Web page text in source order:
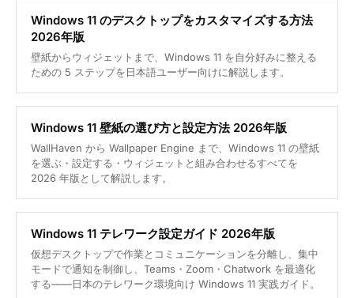
Windows 11 のデスクトップをカスタマイズする方法
2026年版
壁紙からウィジェットまで、Windows 11 を自分好みに整える
ための 5 ステップを日本語ユーザー向けに解説します。
Windows 11 壁紙の選び方と設定方法 2026年版
WallHaven から Wallpaper Engine まで、Windows 11 の壁紙
を選ぶ・設定する・ウィジェットと組み合わせるすべてを
2026 年版として解説します。
Windows 11 テレワーク設定ガイド 2026年版
仮想デスクトップで作業とコミュニケーションを分離し、集中
モードで通知を制御し、Teams・Zoom・Chatwork を最適化
する——日本のテレワーク環境向け Windows 11 実践ガイド。